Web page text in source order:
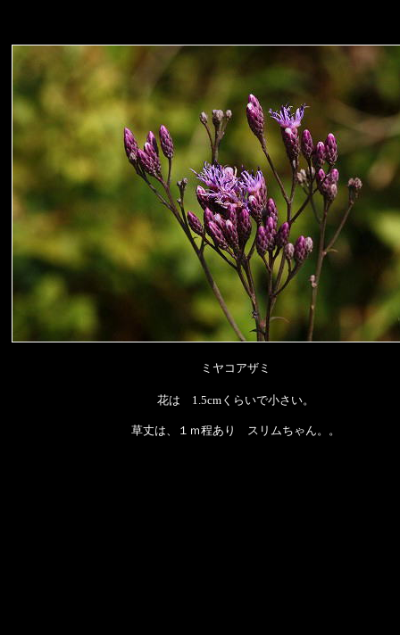
ミヤコアザミ
花は 1.5cmくらいで小さい。
草丈は、１ｍ程あり スリムちゃん。。